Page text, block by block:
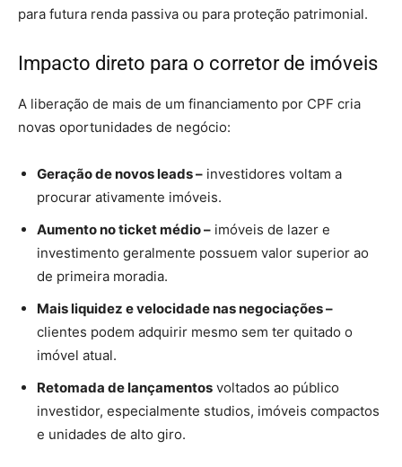
para futura renda passiva ou para proteção patrimonial.
Impacto direto para o corretor de imóveis
A liberação de mais de um financiamento por CPF cria
novas oportunidades de negócio:
Geração de novos leads – investidores voltam a
procurar ativamente imóveis.
Aumento no ticket médio – imóveis de lazer e
investimento geralmente possuem valor superior ao
de primeira moradia.
Mais liquidez e velocidade nas negociações –
clientes podem adquirir mesmo sem ter quitado o
imóvel atual.
Retomada de lançamentos voltados ao público
investidor, especialmente studios, imóveis compactos
e unidades de alto giro.